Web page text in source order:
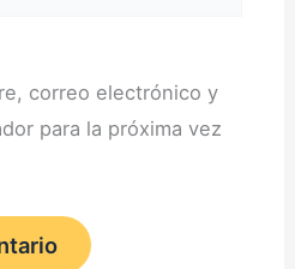
correo electrónico y
para la próxima vez